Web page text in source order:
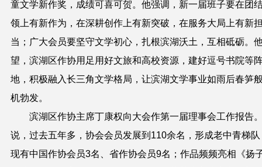
童文学新作奖，成绩可喜可贺。他强调，新一届班子要在团
领上有新作为，在深耕创作上有新突破，在服务大局上有新
当；广大会员要坚守文学初心，扎根滨湖沃土，互相砥砺。
望， 滨湖区作协用足用好文旅和高校资源，建好逗号书院等
地，积极融入长三角文学格局，让滨湖文学事业如雨后春笋
机勃发。
滨湖 区作协主席丁康权向大会作第一届理事会工作报告
说，过去五年多 ，协会会员发展到110余名，形成老中青梯
现有中国作协会员3名、省作协会员9名；作品频频亮相《扬